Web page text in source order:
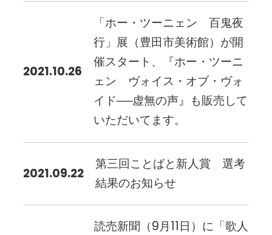
2021.10.26
「ホー・ツーニェン 百鬼夜
行」展（豊田市美術館）が開
催スタート、『ホー・ツーニ
ェン ヴォイス・オブ・ヴォ
イド──虚無の声』も販売して
いただいてます。
2021.09.22
第三回ことばと新人賞 選考
結果のお知らせ
読売新聞（9月11日）に「歌人